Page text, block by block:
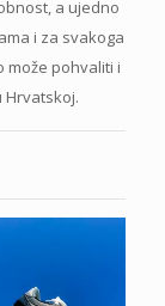
a ujedno
i za svakoga
može pohvaliti i
Hrvatskoj.